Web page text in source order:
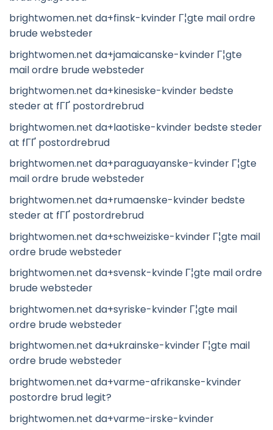
brightwomen.net da+finsk-kvinder Г¦gte mail ordre
brude websteder
brightwomen.net da+jamaicanske-kvinder Г¦gte
mail ordre brude websteder
brightwomen.net da+kinesiske-kvinder bedste
steder at fГҐ postordrebrud
brightwomen.net da+laotiske-kvinder bedste steder
at fГҐ postordrebrud
brightwomen.net da+paraguayanske-kvinder Г¦gte
mail ordre brude websteder
brightwomen.net da+rumaenske-kvinder bedste
steder at fГҐ postordrebrud
brightwomen.net da+schweiziske-kvinder Г¦gte mail
ordre brude websteder
brightwomen.net da+svensk-kvinde Г¦gte mail ordre
brude websteder
brightwomen.net da+syriske-kvinder Г¦gte mail
ordre brude websteder
brightwomen.net da+ukrainske-kvinder Г¦gte mail
ordre brude websteder
brightwomen.net da+varme-afrikanske-kvinder
postordre brud legit?
brightwomen.net da+varme-irske-kvinder